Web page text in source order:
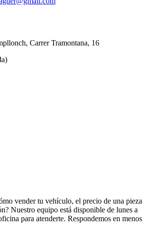
Carrer Tramontana, 16
)
vender tu vehículo, el precio de una pieza
Nuestro equipo está disponible de lunes a
para atenderte. Respondemos en menos